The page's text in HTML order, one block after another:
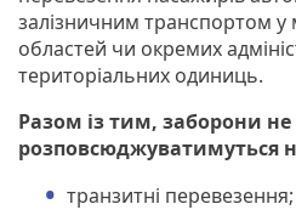
залізничним транспортом у
областей чи окремих
територіальних одиниць.
Разом із тим, заборони не
розповсюджуватимуться
транзитні перевезення;